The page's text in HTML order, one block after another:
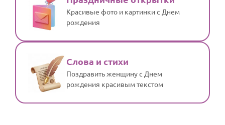
Красивые фото и картинки с Днем
рождения
Слова и стихи
Поздравить женщину с Днем
рождения красивым текстом